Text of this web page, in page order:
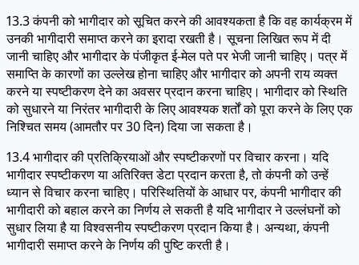
13.3 कंपनी को भागीदार को सूचित करने की आवश्यकता है कि वह कार्यक्रम में
उनकी भागीदारी समाप्त करने का इरादा रखती है। सूचना लिखित रूप में दी
जानी चाहिए और भागीदार के पंजीकृत ई-मेल पते पर भेजी जानी चाहिए। पत्र में
समाप्ति के कारणों का उल्लेख होना चाहिए और भागीदार को अपनी राय व्यक्त
करने या स्पष्टीकरण देने का अवसर प्रदान करना चाहिए। भागीदार को स्थिति
को सुधारने या निरंतर भागीदारी के लिए आवश्यक शर्तों को पूरा करने के लिए एक
निश्चित समय (आमतौर पर 30 दिन) दिया जा सकता है।
13.4 भागीदार की प्रतिक्रियाओं और स्पष्टीकरणों पर विचार करना। यदि
भागीदार स्पष्टीकरण या अतिरिक्त डेटा प्रदान करता है, तो कंपनी को उन्हें
ध्यान से विचार करना चाहिए। परिस्थितियों के आधार पर, कंपनी भागीदार की
भागीदारी को बहाल करने का निर्णय ले सकती है यदि भागीदार ने उल्लंघनों को
सुधार लिया है या विश्वसनीय स्पष्टीकरण प्रदान किया है। अन्यथा, कंपनी
भागीदारी समाप्त करने के निर्णय की पुष्टि करती है।